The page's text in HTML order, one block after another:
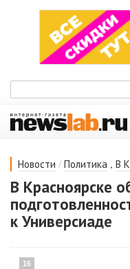
Новости / Политика , В
В Красноярске
к Универсиаде
16